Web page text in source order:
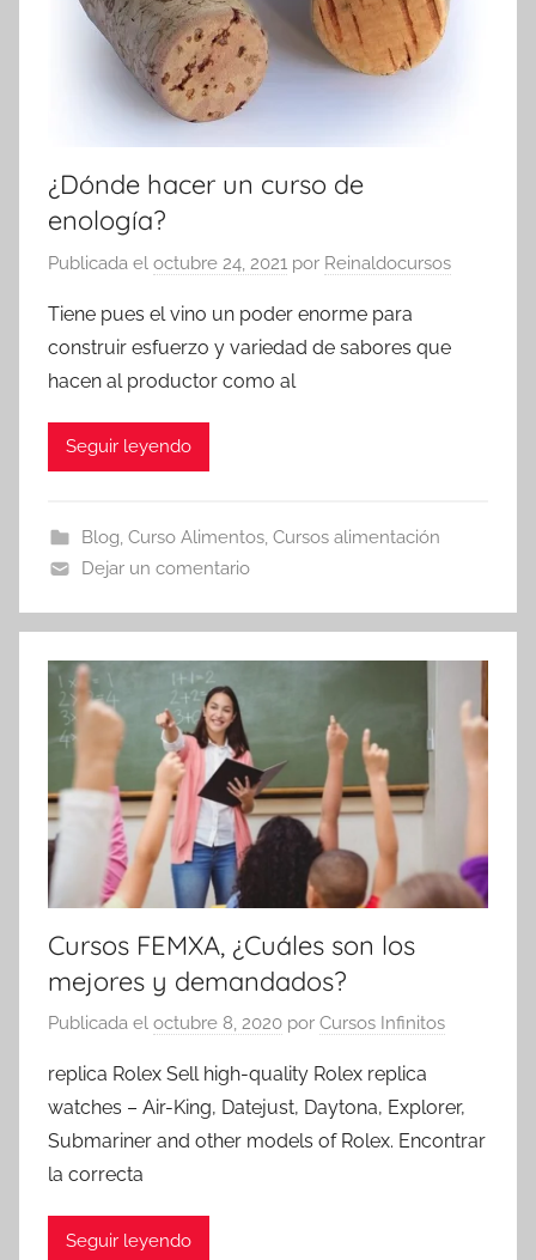
¿Dónde hacer un curso de
enología?
Publicada el octubre 24, 2021 por Reinaldocursos
Tiene pues el vino un poder enorme para
construir esfuerzo y variedad de sabores que
hacen al productor como al
Seguir leyendo
Blog, Curso Alimentos, Cursos alimentación
Dejar un comentario
Cursos FEMXA, ¿Cuáles son los
mejores y demandados?
Publicada el octubre 8, 2020 por Cursos Infinitos
replica Rolex Sell high-quality Rolex replica
watches – Air-King, Datejust, Daytona, Explorer,
Submariner and other models of Rolex. Encontrar
la correcta
Seguir leyendo